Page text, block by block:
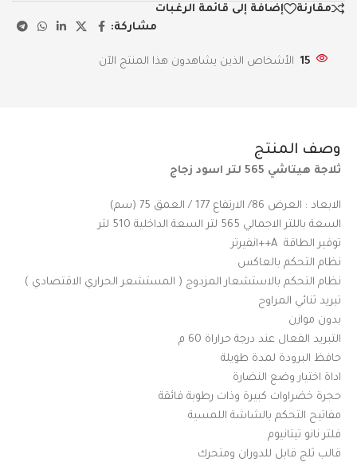
مقارنة
إضافة إلى قائمة الرغبات
مشاركة:
15 الأشخاص الذين يشاهدون هذا المنتج الآن
وصف المنتج
ثلاجة هيتاشي 565 لتر اسود زجاج
الابعاد : العرض 86/ الارتفاع 177 / العمق 75 (سم)
السعة باللتر الاجمالي 565 لتر السعة الداخلية 510 لتر
توفير الطاقة A++انفيرتر
نظام التحكم بالعاكس
نظام التحكم بالاستشعار المزدوج ( المستشعر الحراري الاقتصادي )
تبريد ثنائي المراوح
بدون موازن
التبريد الفعال عند درجة حراراة 60 م
حافظ البرودة لمدة طويلة
اداة اختيار وضع النضارة
حجرة خضراوات كبيرة وذات رطوبة فائقة
مفاتيح التحكم بالشاشة اللمسية
فلتر نانو تيتانيوم
قالب ثلج قابل للدوران ومتحرك